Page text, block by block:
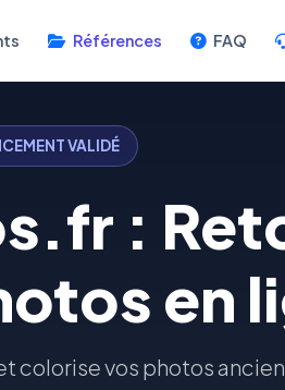
Références FAQ
VALIDÉ
:
en
vos photos